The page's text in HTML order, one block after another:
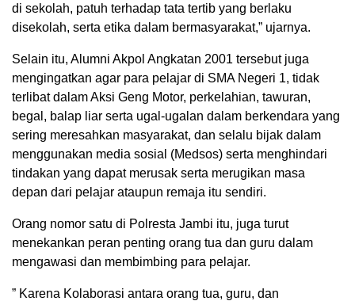
di sekolah, patuh terhadap tata tertib yang berlaku
disekolah, serta etika dalam bermasyarakat,” ujarnya.
Selain itu, Alumni Akpol Angkatan 2001 tersebut juga
mengingatkan agar para pelajar di SMA Negeri 1, tidak
terlibat dalam Aksi Geng Motor, perkelahian, tawuran,
begal, balap liar serta ugal-ugalan dalam berkendara yang
sering meresahkan masyarakat, dan selalu bijak dalam
menggunakan media sosial (Medsos) serta menghindari
tindakan yang dapat merusak serta merugikan masa
depan dari pelajar ataupun remaja itu sendiri.
Orang nomor satu di Polresta Jambi itu, juga turut
menekankan peran penting orang tua dan guru dalam
mengawasi dan membimbing para pelajar.
” Karena Kolaborasi antara orang tua, guru, dan